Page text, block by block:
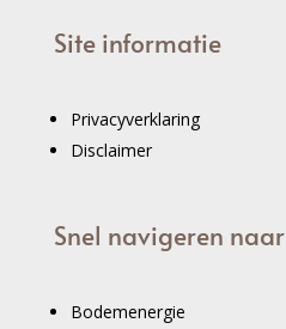
Site informatie
Privacyverklaring
Disclaimer
Snel navigeren naar
Bodemenergie